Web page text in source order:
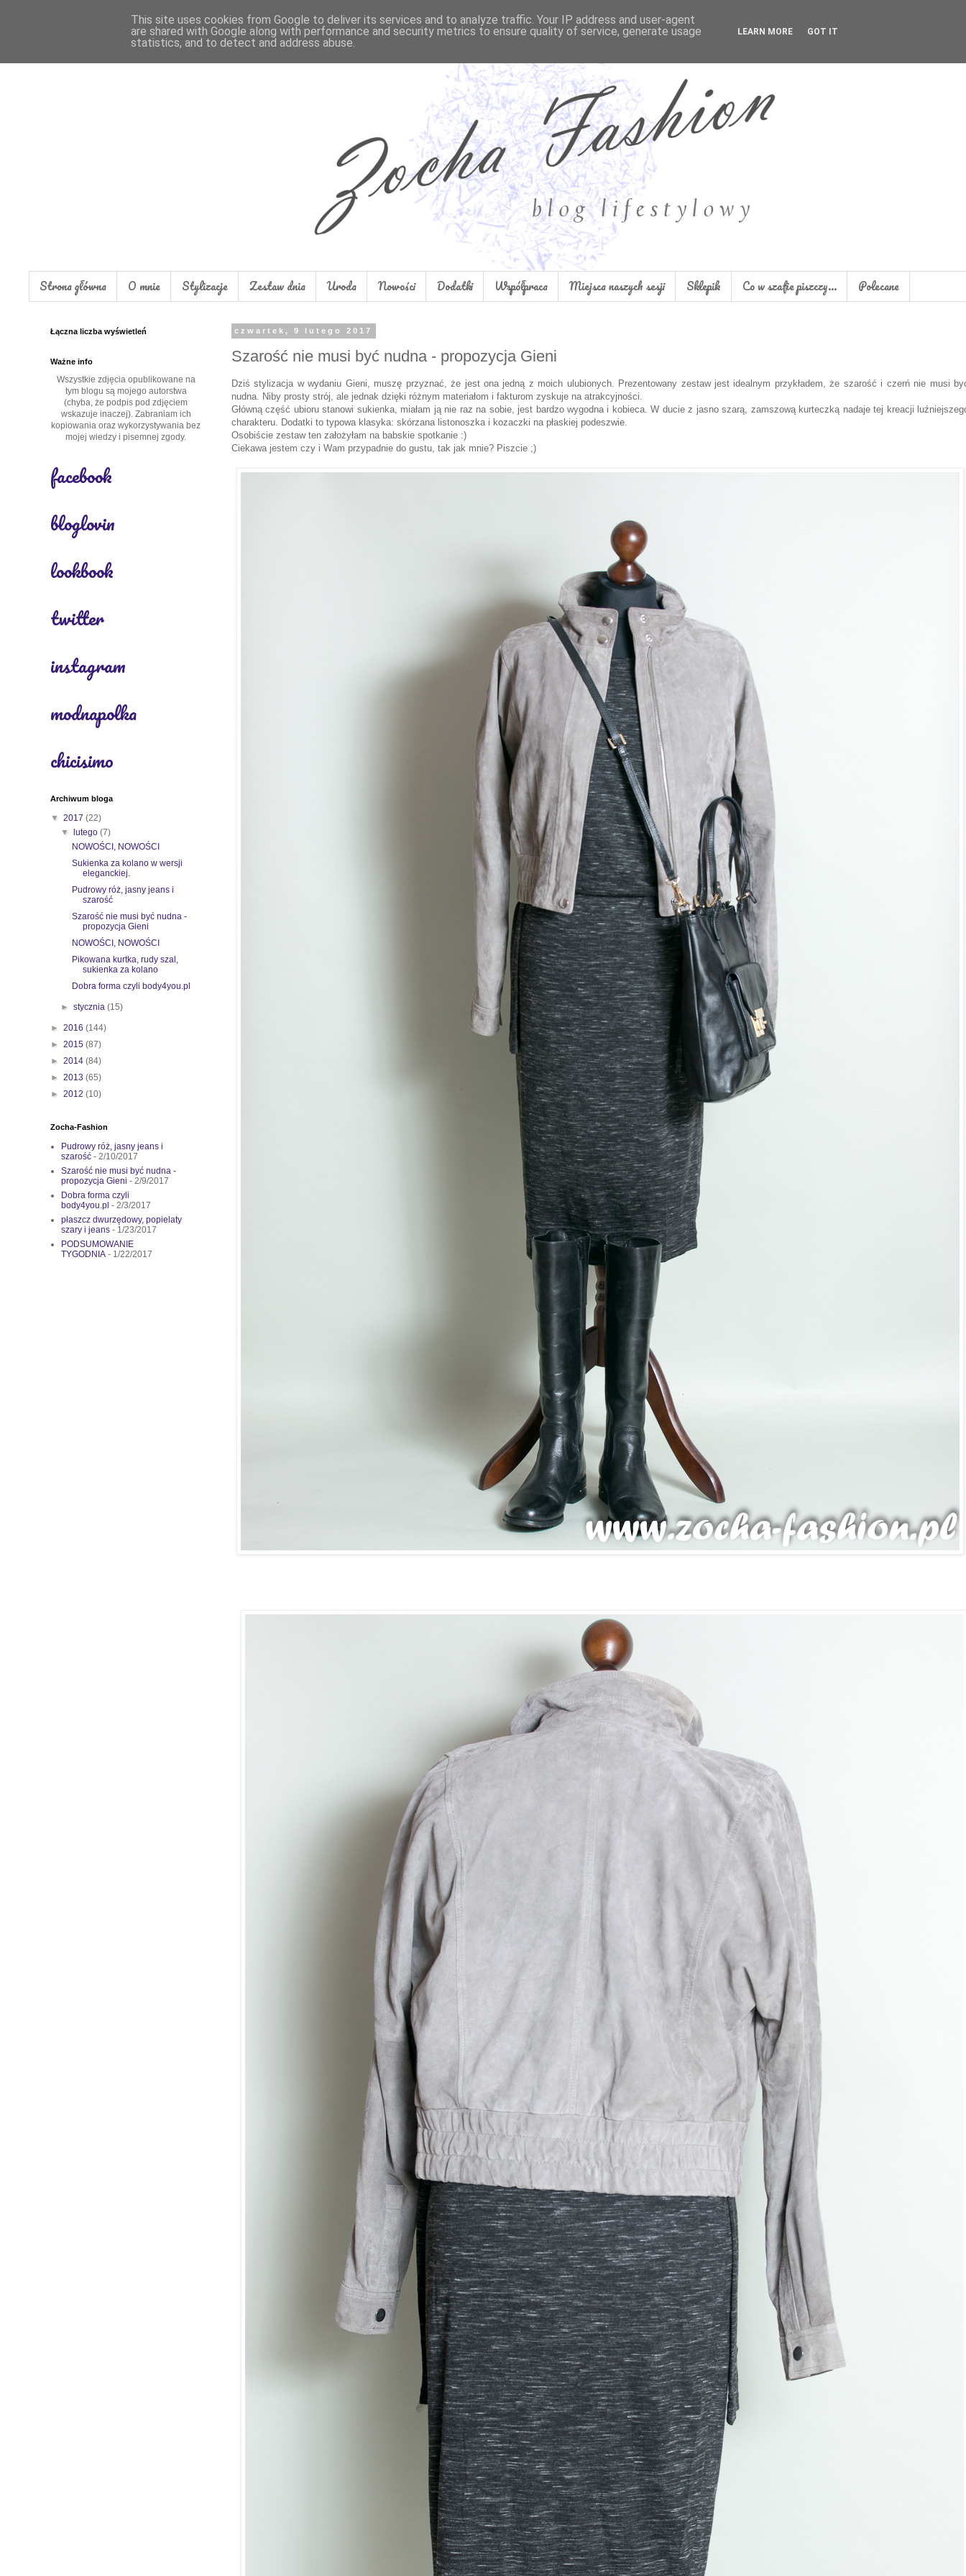
Strona główna O mnie Stylizacje Zestaw dnia Uroda Nowości Dodatki Współpraca Miejsca naszych sesji Sklepik Co w szafie piszczy... Polecane
czwartek, 9 lutego 2017
Szarość nie musi być nudna - propozycja Gieni
Dziś stylizacja w wydaniu Gieni, muszę przyznać, że jest ona jedną z moich ulubionych. Prezentowany zestaw jest idealnym przykładem, że szarość i czerń nie musi
nudna. Niby prosty strój, ale jednak dzięki różnym materiałom i fakturom zyskuje na atrakcyjności.
Główną część ubioru stanowi sukienka, miałam ją nie raz na sobie, jest bardzo wygodna i kobieca. W ducie z jasno szarą, zamszową kurteczką nadaje tej kreacji
charakteru. Dodatki to typowa klasyka: skórzana listonoszka i kozaczki na płaskiej podeszwie.
Osobiście zestaw ten założyłam na babskie spotkanie :)
Ciekawa jestem czy i Wam przypadnie do gustu, tak jak mnie? Piszcie ;)
Łączna liczba wyświetleń
Ważne info
Wszystkie zdjęcia opublikowane na
tym blogu są mojego autorstwa
(chyba, że podpis pod zdjęciem
wskazuje inaczej). Zabraniam ich
kopiowania oraz wykorzystywania bez
mojej wiedzy i pisemnej zgody.
facebook
bloglovin
lookbook
twitter
instagram
modnapolka
chicisimo
Archiwum bloga
▼ 2017 (22)
▼lutego(7)
NOWOŚCI, NOWOŚCI
Sukienka za kolano w wersji
eleganckiej.
Pudrowy róż, jasny jeans i
szarość
Szarość nie musi być nudna -
propozycja Gieni
NOWOŚCI, NOWOŚCI
Pikowana kurtka, rudy szal,
sukienka za kolano
Dobra forma czyli body4you.pl
►stycznia(15)
► 2016 (144)
► 2015 (87)
► 2014 (84)
► 2013 (65)
► 2012 (10)
Zocha-Fashion
Pudrowy róż, jasny jeans i
szarość - 2/10/2017
Szarość nie musi być nudna -
propozycja Gieni - 2/9/2017
Dobra forma czyli
body4you.pl - 2/3/2017
płaszcz dwurzędowy, popielaty
szary i jeans - 1/23/2017
PODSUMOWANIE
TYGODNIA - 1/22/2017
This site uses cookies from Google to deliver its services and to analyze traffic. Your IP address and user-agent
are shared with Google along with performance and security metrics to ensure quality of service, generate usage
statistics, and to detect and address abuse.
LEARN MORE GOT IT